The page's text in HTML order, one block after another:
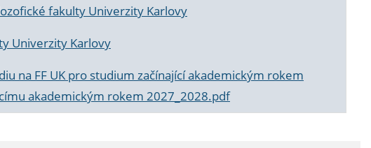
fakulty Univerzity Karlovy
Univerzity Karlovy
na FF UK pro studium začínající akademickým rokem
akademickým rokem 2027_2028.pdf